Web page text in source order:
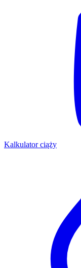
Kalkulator ciąży